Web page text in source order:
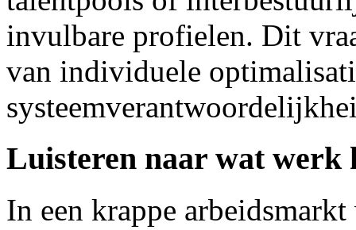
invulbare profielen. Dit
van individuele
Luisteren naar wat werk
In een krappe